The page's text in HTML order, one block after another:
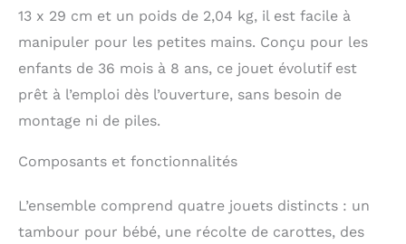
de votre enfant et
encourager son esprit
en pleine croissance.
Que ce soit le rythme
des coups de tambour
puzzle d'appariement
sensorielle accrue, des
capacités de résolution
13 x 29 cm et un poids de 2,04 kg, il est facile à
manipuler pour les petites mains. Conçu pour les
enfants de 36 mois à 8 ans, ce jouet évolutif est
prêt à l’emploi dès l’ouverture, sans besoin de
montage ni de piles.
Composants et fonctionnalités
L’ensemble comprend quatre jouets distincts : un
tambour pour bébé, une récolte de carottes, des